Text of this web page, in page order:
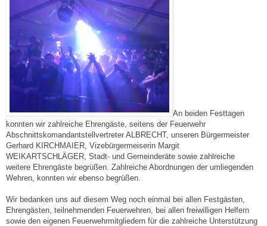
An beiden Festtagen
konnten wir zahlreiche Ehrengäste, seitens der Feuerwehr
Abschnittskomandantstellvertreter ALBRECHT, unseren Bürgermeister
Gerhard KIRCHMAIER, Vizebürgermeiserin Margit
WEIKARTSCHLÄGER, Stadt- und Gemeinderäte sowie zahlreiche
weitere Ehrengäste begrüßen. Zahlreiche Abordnungen der umliegenden
Wehren, konnten wir ebenso begrüßen.
Wir bedanken uns auf diesem Weg noch einmal bei allen Festgästen,
Ehrengästen, teilnehmenden Feuerwehren, bei allen freiwilligen Helfern
sowie den eigenen Feuerwehrmitgliedern für die zahlreiche Unterstützung